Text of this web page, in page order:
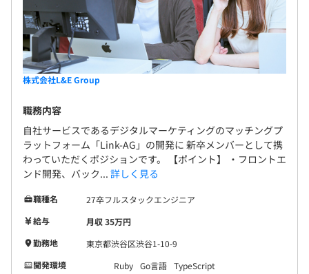
株式会社L&E Group
職務内容
自社サービスであるデジタルマーケティングのマッチングプ
ラットフォーム「Link-AG」の開発に 新卒メンバーとして携
わっていただくポジションです。 【ポイント】 ・フロントエ
ンド開発、バック... 詳しく見る
職種名
27卒フルスタックエンジニア
給与
月収 35万円
勤務地
東京都渋谷区渋谷1-10-9
開発環境
Ruby Go言語 TypeScript